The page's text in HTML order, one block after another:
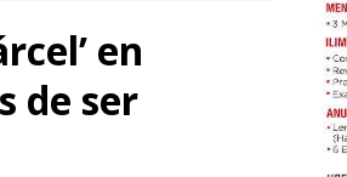
Waldo
en
de ser